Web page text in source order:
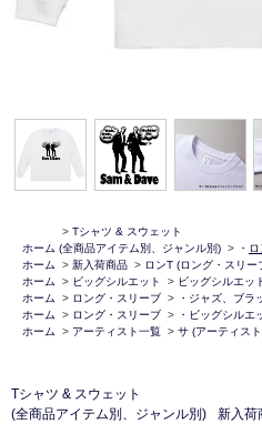
ホーム
> Tシャツ & スウェット
(全商品アイテム別、ジャンル別) > ・
ホーム
> 新入荷商品 > ロンT (ロング・スリー
ホーム
> ビッグシルエット > ビッグシルエッ
ホーム
> ロング・スリーブ >
・ジャズ、ブラ
ホーム
> ロング・スリーブ >
・ビッグシルエ
ホーム
> アーティスト一覧 > サ (アーティス
Tシャツ & スウェット
(全商品アイテム別、ジャンル別)
新入荷